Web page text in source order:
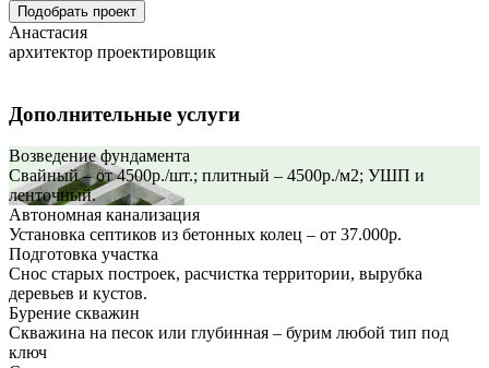
Подобрать проект
Анастасия
архитектор проектировщик
Дополнительные услуги
Возведение фундамента
Свайный – от 4500р./шт.; плитный – 4500р./м2; УШП и
ленточный.
Автономная канализация
Установка септиков из бетонных колец – от 37.000р.
Подготовка участка
Снос старых построек, расчистка территории, вырубка
деревьев и кустов.
Бурение скважин
Скважина на песок или глубинная – бурим любой тип под
ключ